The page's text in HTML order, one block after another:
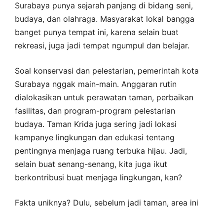
Surabaya punya sejarah panjang di bidang seni,
budaya, dan olahraga. Masyarakat lokal bangga
banget punya tempat ini, karena selain buat
rekreasi, juga jadi tempat ngumpul dan belajar.
Soal konservasi dan pelestarian, pemerintah kota
Surabaya nggak main-main. Anggaran rutin
dialokasikan untuk perawatan taman, perbaikan
fasilitas, dan program-program pelestarian
budaya. Taman Krida juga sering jadi lokasi
kampanye lingkungan dan edukasi tentang
pentingnya menjaga ruang terbuka hijau. Jadi,
selain buat senang-senang, kita juga ikut
berkontribusi buat menjaga lingkungan, kan?
Fakta uniknya? Dulu, sebelum jadi taman, area ini